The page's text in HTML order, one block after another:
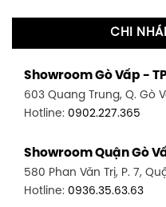
CHI
Showroom Gò Vấp -
603 Quang Trung, Q. Gò
Hotline: 0902.227.365
Showroom Quận Gò
580 Phan Văn Trị, P. 7,
Hotline: 0936.35.63.63